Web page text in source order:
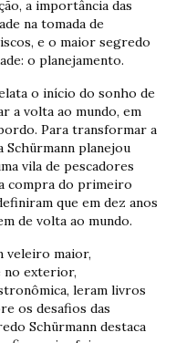
a importância das
na tomada de
e o maior segredo
o planejamento.
o início do sonho de
a volta ao mundo, em
Para transformar a
Schürmann planejou
vila de pescadores
compra do primeiro
que em dez anos
de volta ao mundo.
veleiro maior,
no exterior,
leram livros
os desafios das
Schürmann destaca